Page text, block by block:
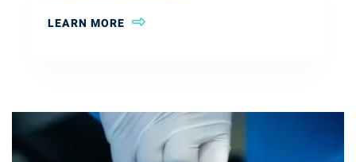
LEARN MORE